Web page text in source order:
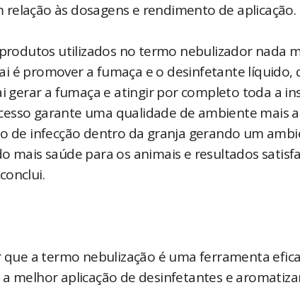
às dosagens e rendimento de aplicação.
produtos utilizados no termo nebulizador nada
é promover a fumaça e o desinfetante líquido,
gerar a fumaça e atingir por completo toda a
garante uma qualidade de ambiente mais
de infecção dentro da granja gerando um
mais saúde para os animais e resultados
a termo nebulização é uma ferramenta
melhor aplicação de desinfetantes e